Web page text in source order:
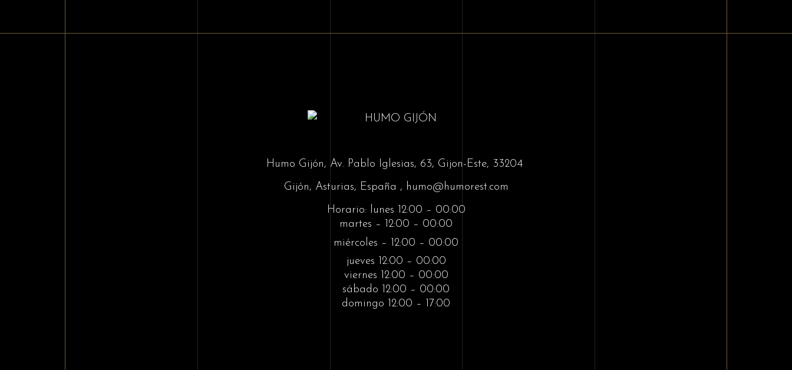
Humo Gijón, Av. Pablo Iglesias, 63, Gijon-Este, 33204
Gijón, Asturias, España , humo@humorest.com
Horario: lunes 12:00 – 00:00
martes – 12:00 – 00:00
miércoles – 12:00 – 00:00
jueves 12:00 – 00:00
viernes 12:00 – 00:00
sábado 12:00 – 00:00
domingo 12:00 – 17:00